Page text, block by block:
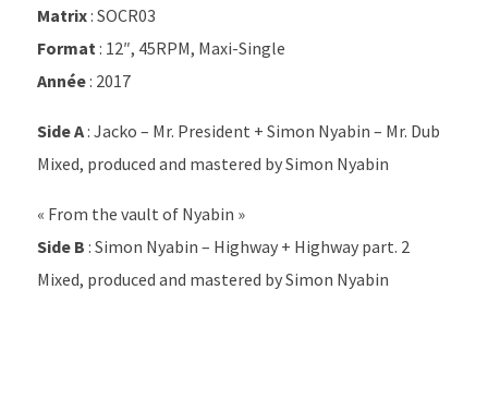
Matrix: SOCR03
Format: 12″, 45RPM, Maxi-Single
Année: 2017
Side A: Jacko – Mr. President + Simon Nyabin – Mr. Dub
Mixed, produced and mastered by Simon Nyabin
« From the vault of Nyabin »
Side B : Simon Nyabin – Highway + Highway part. 2
Mixed, produced and mastered by Simon Nyabin